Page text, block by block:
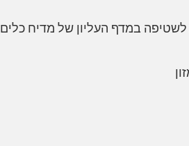
במדף העליון של מדיח כלים